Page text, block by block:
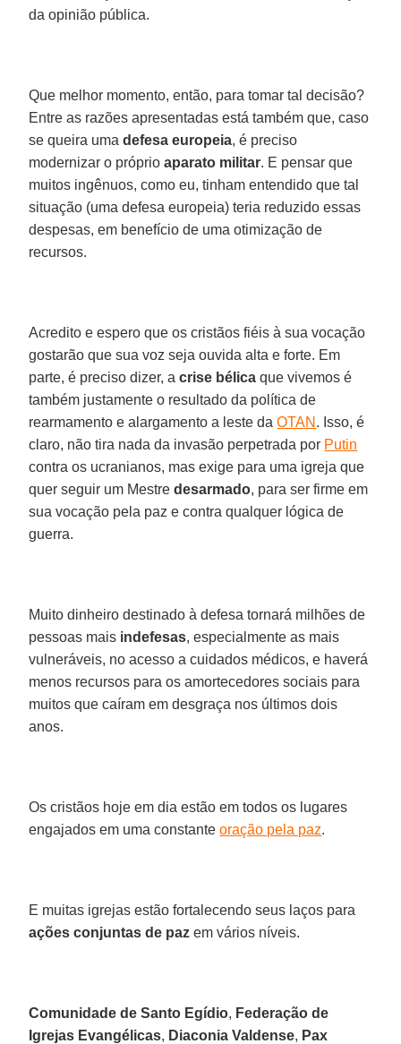
da opinião pública.
Que melhor momento, então, para tomar tal decisão?
Entre as razões apresentadas está também que, caso
se queira umadefesa europeia, é preciso
modernizar o próprioaparato militar. E pensar que
muitos ingênuos, como eu, tinham entendido que tal
situação (uma defesa europeia) teria reduzido essas
despesas, em benefício de uma otimização de
recursos.
Acredito e espero que os cristãos fiéis à sua vocação
gostarão que sua voz seja ouvida alta e forte. Em
parte, é preciso dizer, acrise bélica que vivemos é
também justamente o resultado da política de
rearmamento e alargamento a leste daOTAN . Isso, é
claro, não tira nada da invasão perpetrada por Putin
contra os ucranianos, mas exige para uma igreja que
quer seguir um Mestredesarmado, para ser firme em
sua vocação pela paz e contra qualquer lógica de
guerra.
Muito dinheiro destinado à defesa tornará milhões de
pessoas mais indefesas, especialmente as mais
vulneráveis, no acesso a cuidados médicos, e haverá
menos recursos para os amortecedores sociais para
muitos que caíram em desgraça nos últimos dois
anos.
Os cristãos hoje em dia estão em todos os lugares
engajados em uma constanteoração pela paz.
E muitas igrejas estão fortalecendo seus laços para
ações conjuntas de paz em vários níveis.
Comunidade de Santo Egídio, Federação de
Igrejas Evangélicas, Diaconia Valdense, Pax